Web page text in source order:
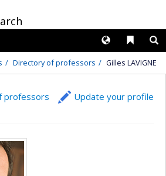
Liens
Langues
Directory of professors Gilles LAVIGNE
professors Update your profile